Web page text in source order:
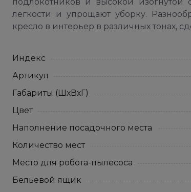
легкости и упрощают уборку.
кресло в интерьер в различных тонах,
Индекс
Артикул
Габариты (ШхВхГ)
Цвет
Наполнение посадочного места
Количество мест
Место для робота-пылесоса
Бельевой ящик